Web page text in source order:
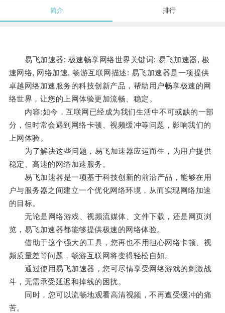
简介 排行
易飞加速器: 极速畅享网络世界关键词: 易飞加速器, 极
速网络, 网络加速, 畅游互联网描述: 易飞加速器是一项提供
卓越网络加速服务的科技创新产品，帮助用户畅享极速的网
络世界，让您的上网体验更加流畅、稳定。
内容:如今，互联网已经成为我们生活中不可或缺的一部
分，但时常会遇到网络卡顿、视频缓冲等问题，影响我们的
上网体验。
为了解决这些问题，易飞加速器应运而生，为用户提供
稳定、高速的网络加速服务。
易飞加速器是一项基于科技创新的前沿产品，能够在用
户与服务器之间建立一个优化网络环境，从而实现网络加速
的目标。
无论是网络游戏、视频流媒体、文件下载，还是网页浏
览，易飞加速器都能够提供极速的网络体验。
借助于这个强大的工具，您再也不用担心网络卡顿、视
频质量差等问题，畅游互联网将变得轻松自如。
通过使用易飞加速器，您可尽情享受网络游戏的刺激战
斗，无需承受延迟和掉线的困扰。
同时，您可以流畅地观看高清视频，不再遭受缓冲的痛
苦。